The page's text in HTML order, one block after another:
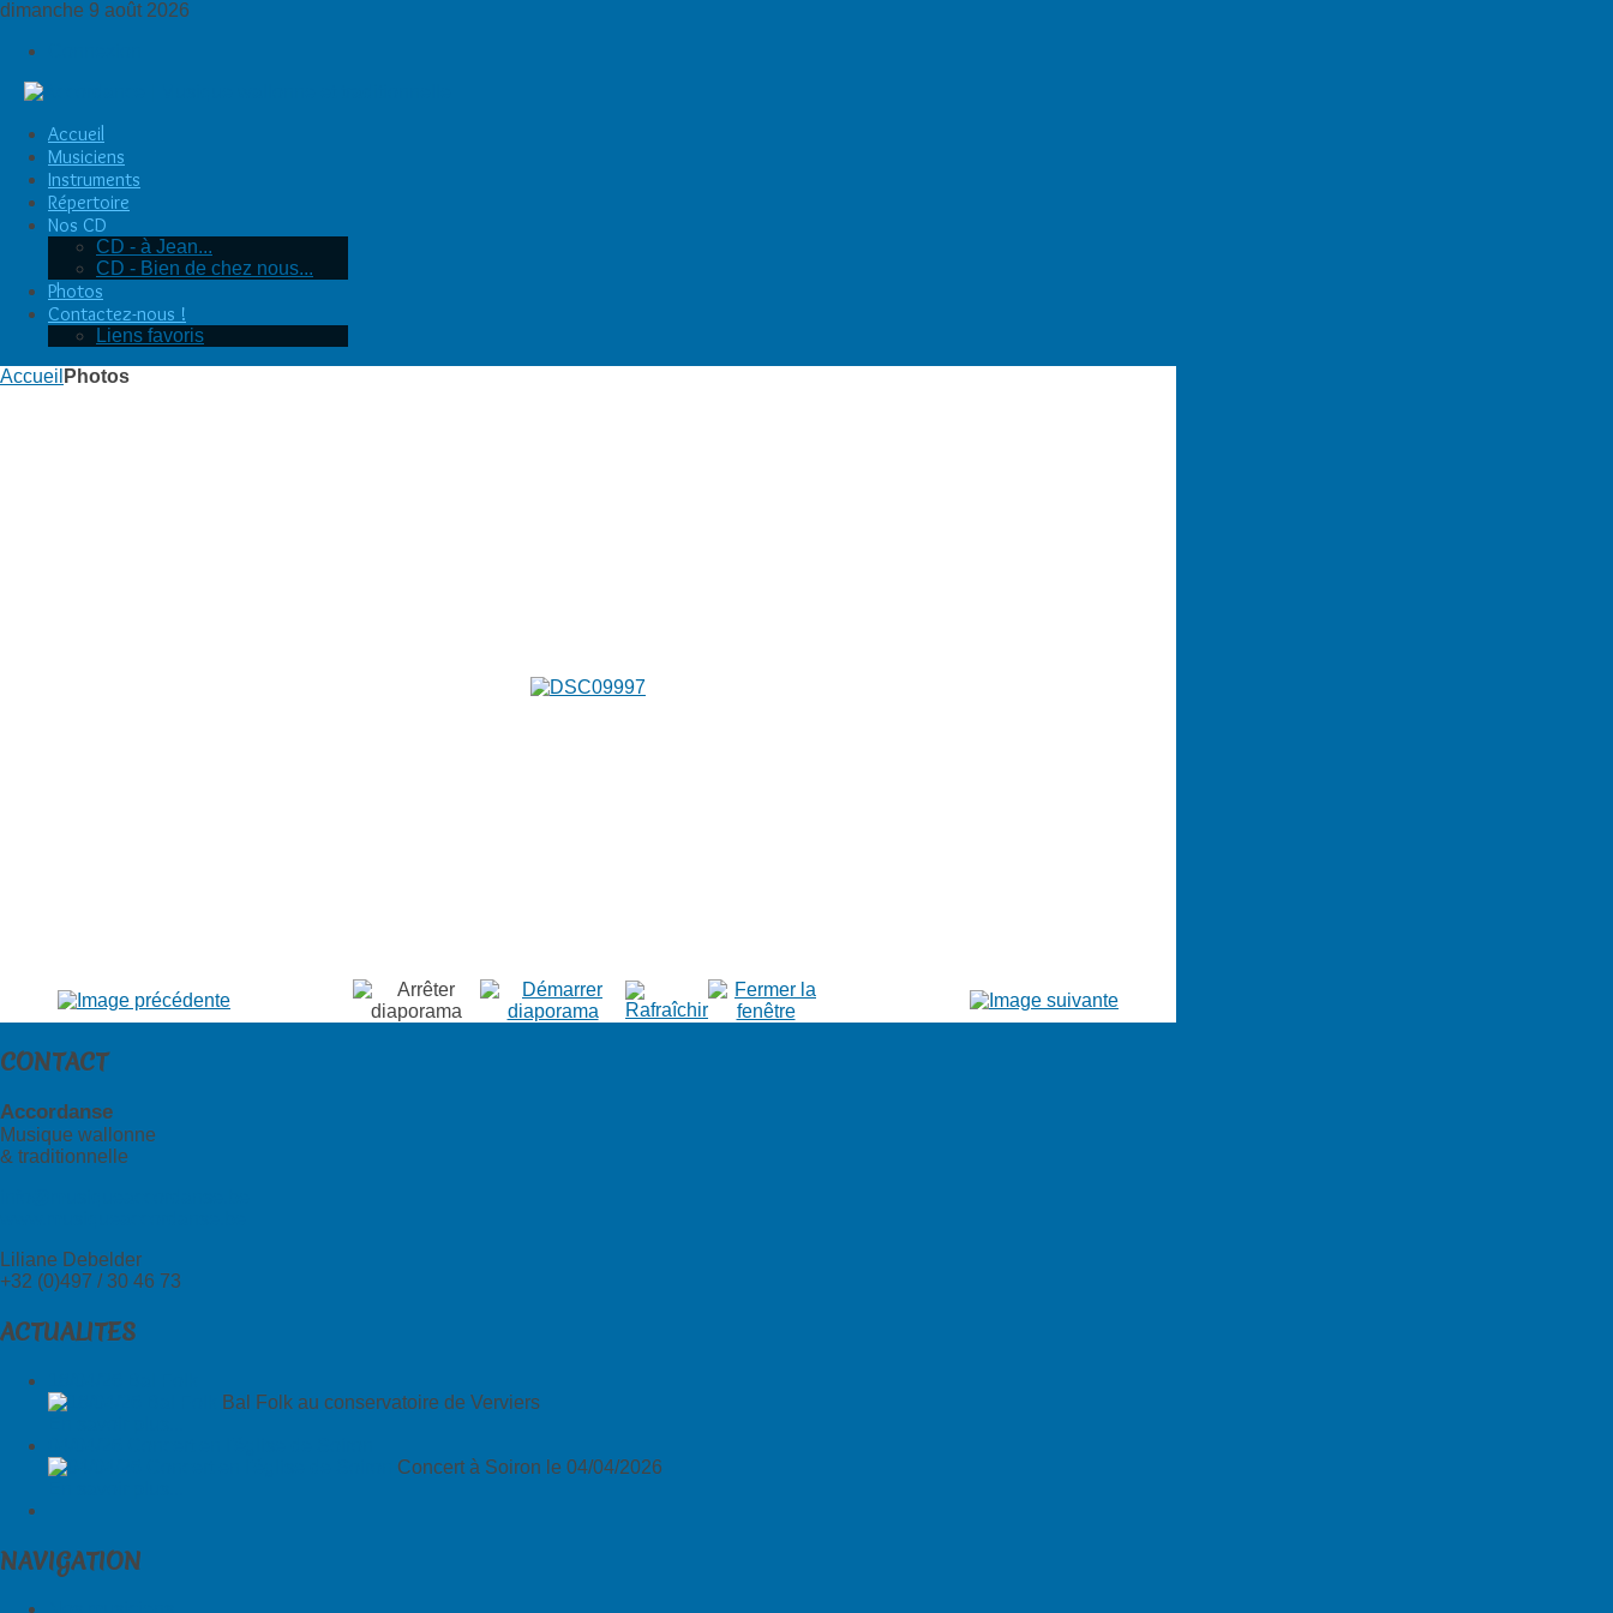
dimanche 9 août 2026
Accueil
Musiciens
Instruments
Répertoire
Nos CD
CD - à Jean...
CD - Bien de chez nous...
Photos
Contactez-nous !
Liens favoris
Accueil Photos
CONTACT
Accordanse
Musique wallonne
& traditionnelle
Liliane Debelder
+32 (0)497 / 30 46 73
ACTUALITES
Bal Folk au conservatoire de Verviers
Concert à Soiron le 04/04/2026
NAVIGATION